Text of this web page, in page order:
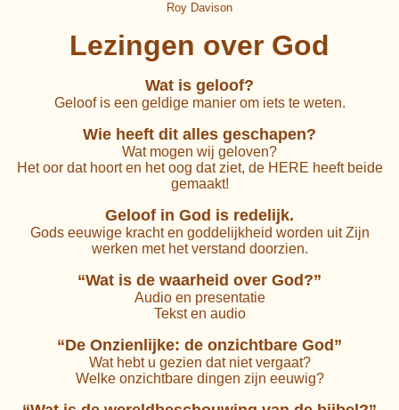
Roy Davison
Lezingen over God
Wat is geloof?
Geloof is een geldige manier om iets te weten.
Wie heeft dit alles geschapen?
Wat mogen wij geloven?
Het oor dat hoort en het oog dat ziet, de HERE heeft beide
gemaakt!
Geloof in God is redelijk.
Gods eeuwige kracht en goddelijkheid worden uit Zijn
werken met het verstand doorzien.
“Wat is de waarheid over God?”
Audio en presentatie
Tekst en audio
“De Onzienlijke: de onzichtbare God”
Wat hebt u gezien dat niet vergaat?
Welke onzichtbare dingen zijn eeuwig?